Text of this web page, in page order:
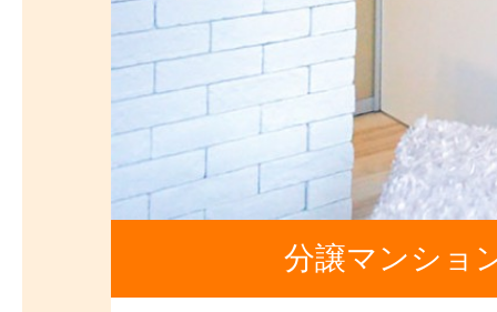
分譲マンショ